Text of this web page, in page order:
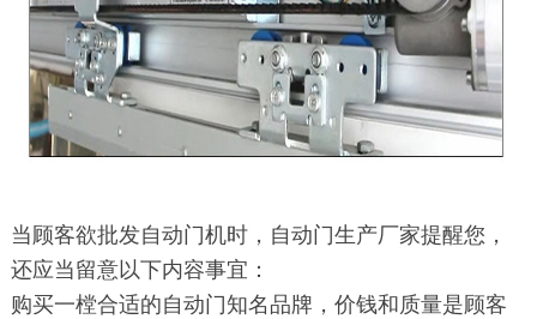
当顾客欲批发自动门机时，自动门生产厂家提醒您，
还应当留意以下内容事宜：
购买一樘合适的自动门知名品牌，价钱和质量是顾客